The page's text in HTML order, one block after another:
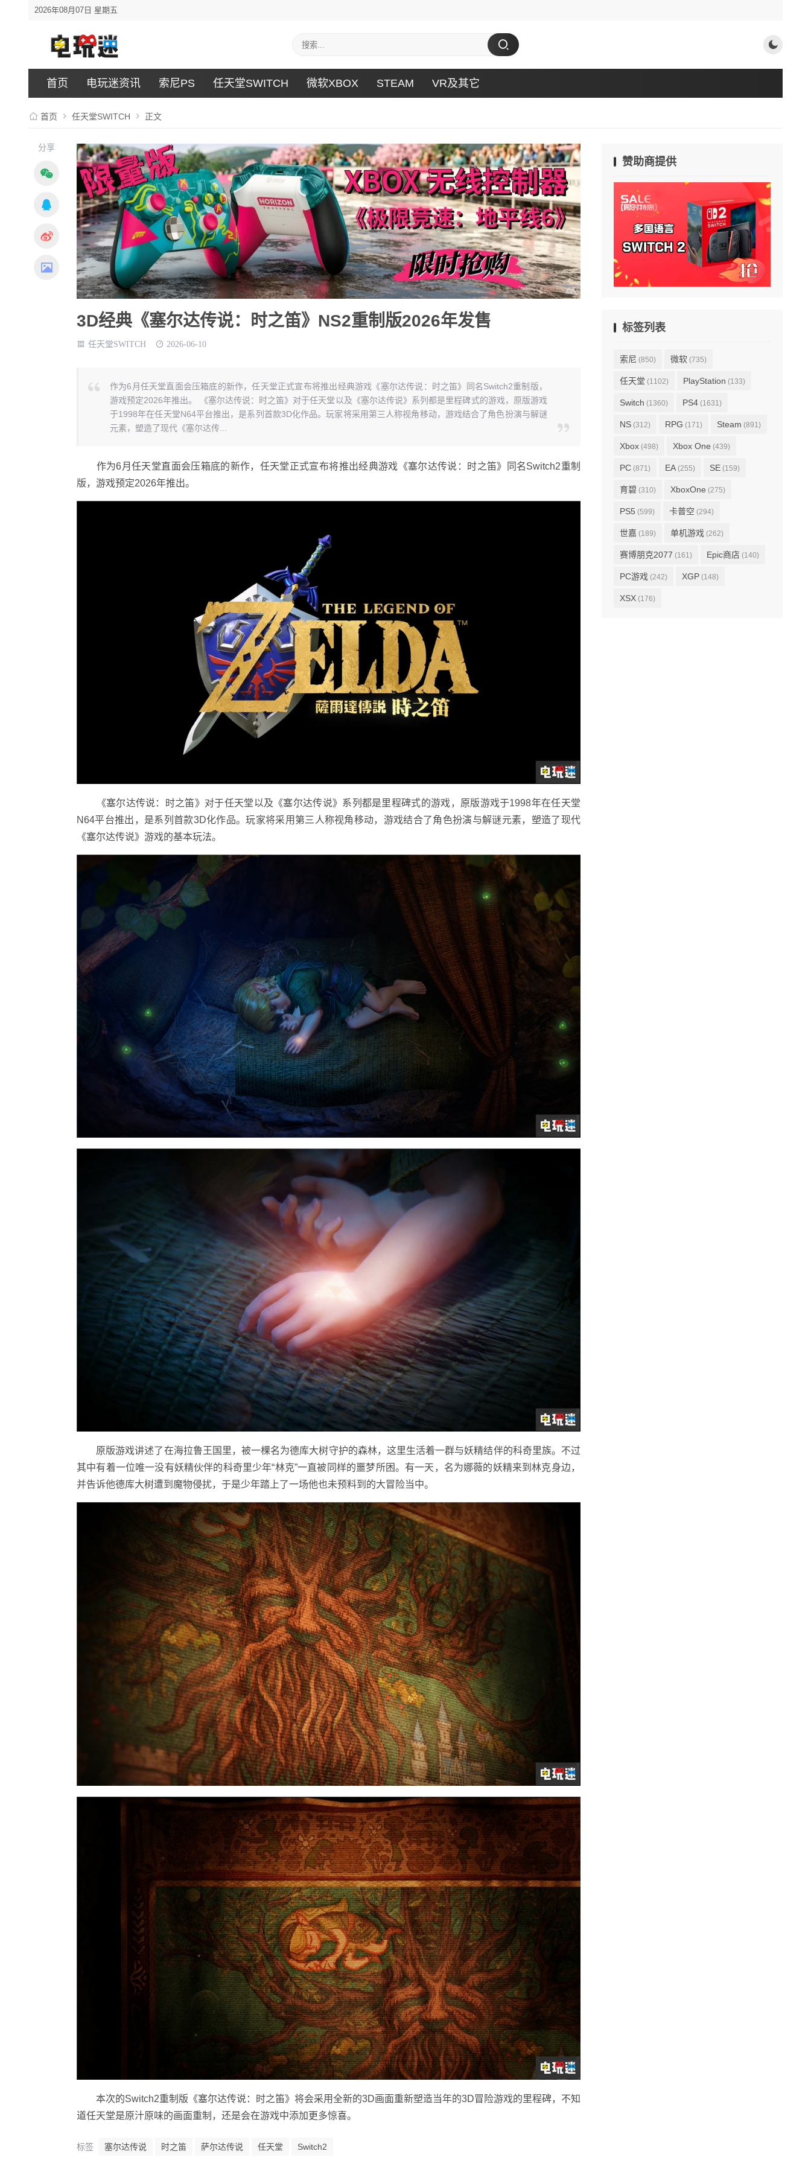
2026年08月07日 星期五
首页 电玩迷资讯 索尼PS 任天堂SWITCH 微软XBOX STEAM VR及其它
首页 任天堂SWITCH 正文
分享
3D经典《塞尔达传说：时之笛》NS2重制版2026年发售
任天堂SWITCH 2026-06-10
作为6月任天堂直面会压箱底的新作，任天堂正式宣布将推出经典游戏《塞尔达传说：时之笛》同名Switch2重制版，
游戏预定2026年推出。 《塞尔达传说：时之笛》对于任天堂以及《塞尔达传说》系列都是里程碑式的游戏，原版游戏
于1998年在任天堂N64平台推出，是系列首款3D化作品。玩家将采用第三人称视角移动，游戏结合了角色扮演与解谜
元素，塑造了现代《塞尔达传...
作为6月任天堂直面会压箱底的新作，任天堂正式宣布将推出经典游戏《塞尔达传说：时之笛》同名Switch2重制
版，游戏预定2026年推出。
《塞尔达传说：时之笛》对于任天堂以及《塞尔达传说》系列都是里程碑式的游戏，原版游戏于1998年在任天堂
N64平台推出，是系列首款3D化作品。玩家将采用第三人称视角移动，游戏结合了角色扮演与解谜元素，塑造了现代
《塞尔达传说》游戏的基本玩法。
原版游戏讲述了在海拉鲁王国里，被一棵名为德库大树守护的森林，这里生活着一群与妖精结伴的科奇里族。不过
其中有着一位唯一没有妖精伙伴的科奇里少年“林克”一直被同样的噩梦所困。有一天，名为娜薇的妖精来到林克身边，
并告诉他德库大树遭到魔物侵扰，于是少年踏上了一场他也未预料到的大冒险当中。
本次的Switch2重制版《塞尔达传说：时之笛》将会采用全新的3D画面重新塑造当年的3D冒险游戏的里程碑，不知
道任天堂是原汁原味的画面重制，还是会在游戏中添加更多惊喜。
标签 塞尔达传说 时之笛 萨尔达传说 任天堂 Switch2
赞助商提供
标签列表
索尼 (850) 微软 (735)
任天堂 (1102) PlayStation (133)
Switch (1360) PS4 (1631)
NS (312) RPG (171) Steam (891)
Xbox (498) Xbox One (439)
PC (871) EA (255) SE (159)
育碧 (310) XboxOne (275)
PS5 (599) 卡普空 (294)
世嘉 (189) 单机游戏 (262)
赛博朋克2077 (161) Epic商店 (140)
PC游戏 (242) XGP (148)
XSX (176)